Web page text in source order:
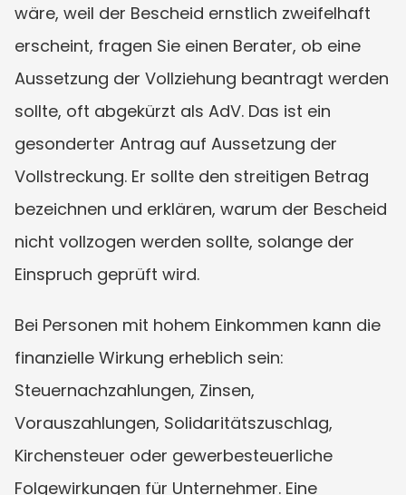
wäre, weil der Bescheid ernstlich zweifelhaft
erscheint, fragen Sie einen Berater, ob eine
Aussetzung der Vollziehung beantragt werden
sollte, oft abgekürzt als AdV. Das ist ein
gesonderter Antrag auf Aussetzung der
Vollstreckung. Er sollte den streitigen Betrag
bezeichnen und erklären, warum der Bescheid
nicht vollzogen werden sollte, solange der
Einspruch geprüft wird.
Bei Personen mit hohem Einkommen kann die
finanzielle Wirkung erheblich sein:
Steuernachzahlungen, Zinsen,
Vorauszahlungen, Solidaritätszuschlag,
Kirchensteuer oder gewerbesteuerliche
Folgewirkungen für Unternehmer. Eine